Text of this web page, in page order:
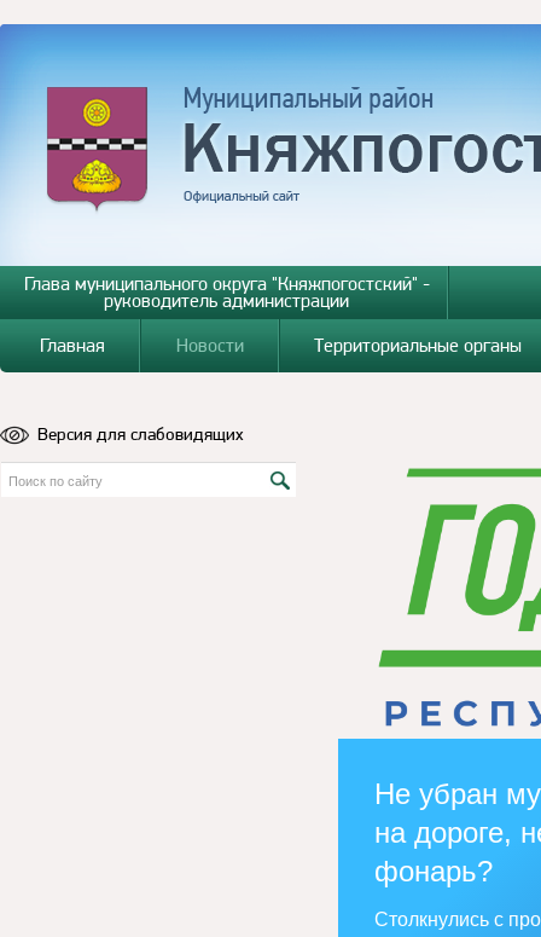
Глава муниципального округа "Княжпогостский" -
руководитель администрации
Главная
Новости Территориальные органы
Версия для слабовидящих
Не убран
на дороге,
фонарь?
Столкнулись с